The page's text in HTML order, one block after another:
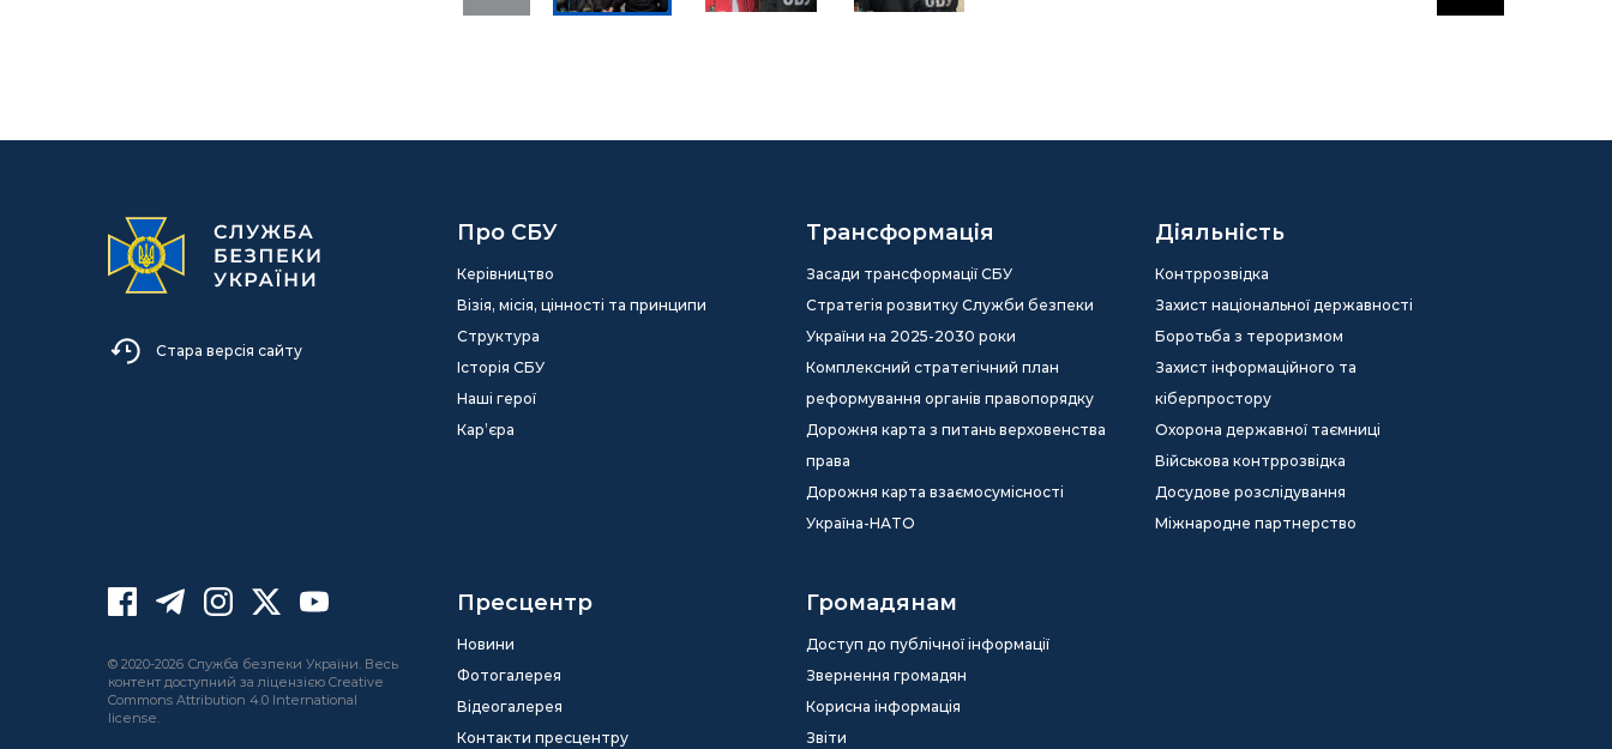
Стара версія сайту
Про СБУ
Керівництво
Візія, місія, цінності та принципи
Структура
Історія СБУ
Наші герої
Кар’єра
Трансформація
Засади трансформації СБУ
Стратегія розвитку Служби безпеки
України на 2025-2030 роки
Комплексний стратегічний план
реформування органів правопорядку
Дорожня карта з питань верховенства
права
Дорожня карта взаємосумісності
Україна-НАТО
Діяльність
Контррозвідка
Захист національної державності
Боротьба з тероризмом
Захист інформаційного та
кіберпростору
Охорона державної таємниці
Військова контррозвідка
Досудове розслідування
Міжнародне партнерство
Пресцентр
Новини
Фотогалерея
Відеогалерея
Контакти пресцентру
Громадянам
Доступ до публічної інформації
Звернення громадян
Корисна інформація
Звіти
© 2020-2026 Служба безпеки України. Весь
контент доступний за ліцензією Creative
Commons Attribution 4.0 International
license.